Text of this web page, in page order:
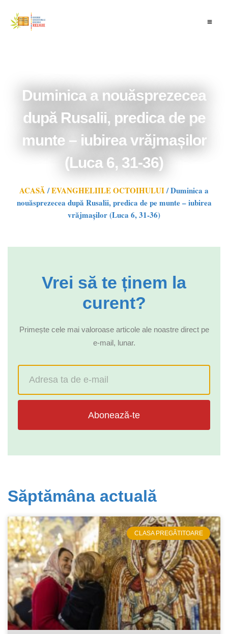
content
Duminica a nouăsprezecea
după Rusalii, predica de pe
munte – iubirea vrăjmașilor
(Luca 6, 31-36)
ACASĂ/EVANGHELIILE OCTOIHULUI/Duminica a
nouăsprezecea după Rusalii, predica de pe munte – iubirea
vrăjmașilor (Luca 6, 31-36)
Vrei să te ținem la
curent?
Primește cele mai valoroase articole ale noastre direct pe
e-mail, lunar.
Abonează-te
Săptămâna actuală
CLASA PREGĂTITOARE